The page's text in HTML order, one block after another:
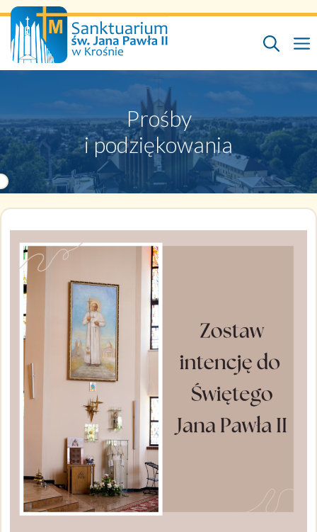
Przejdź
do
treści
Prośby
i podziękowania